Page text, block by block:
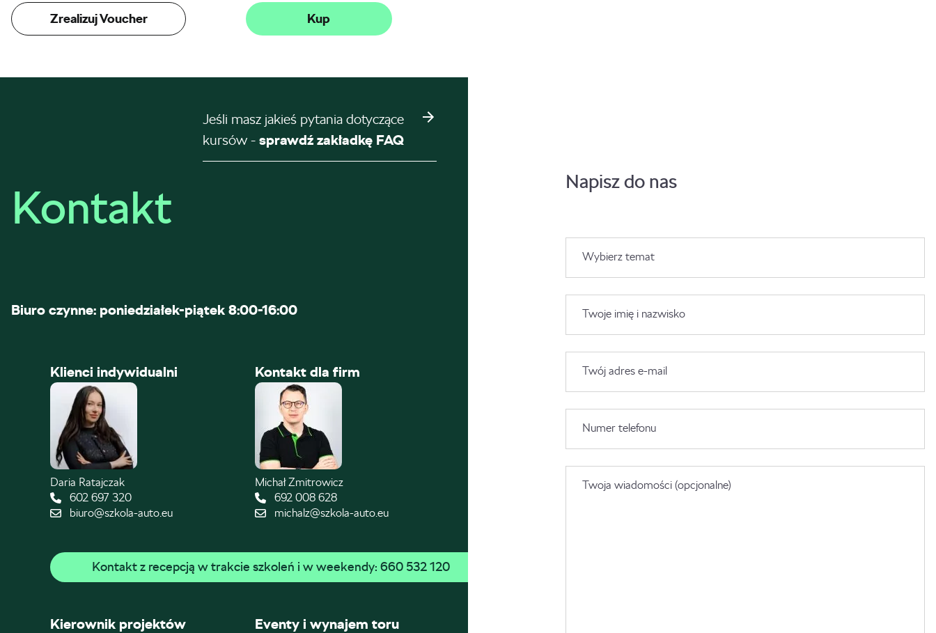
Zrealizuj Voucher Kup
Jeśli masz jakieś pytania dotyczące
kursów - sprawdź zakładkę FAQ
Kontakt
Biuro czynne: poniedziałek-piątek 8:00-16:00
Klienci indywidualni
Daria Ratajczak
602 697 320
biuro@szkola-auto.eu
Kontakt dla firm
Michał Zmitrowicz
692 008 628
michalz@szkola-auto.eu
Kontakt z recepcją w trakcie szkoleń i w weekendy: 660 532 120
Kierownik projektów Eventy i wynajem toru
Napisz do nas
Wybierz temat
Twoje imię i nazwisko
Twój adres e-mail
Numer telefonu
Twoja wiadomości (opcjonalne)